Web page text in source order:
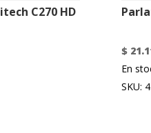
C270 HD
$
En
SKU: